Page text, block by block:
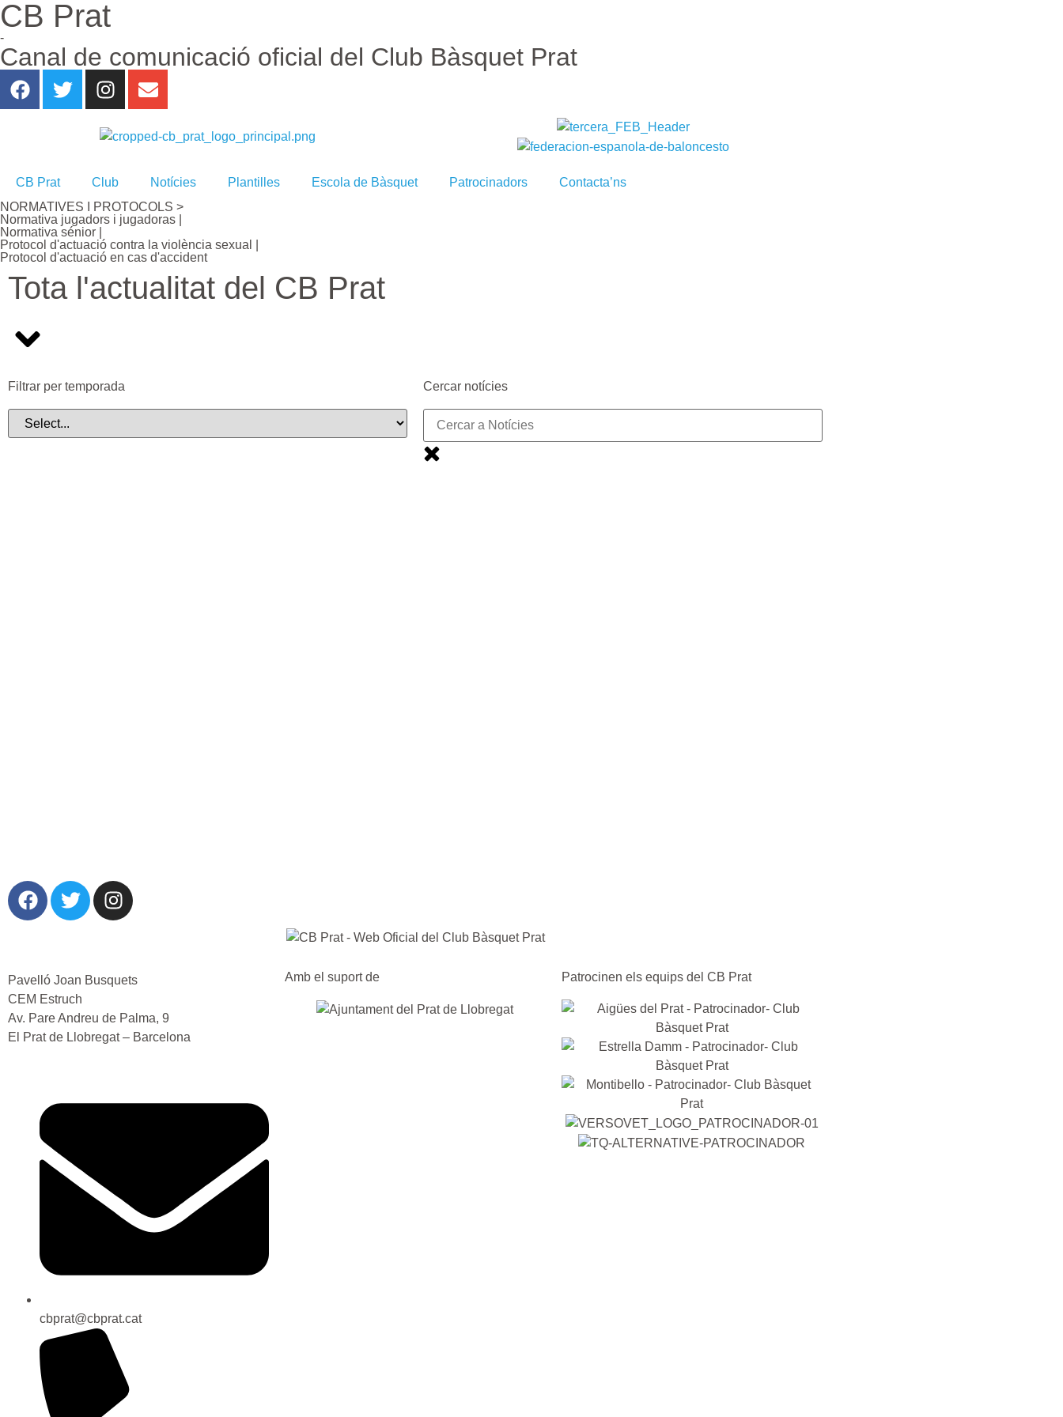
CB Prat
-
Canal de comunicació oficial del Club Bàsquet Prat
CB Prat Club Notícies Plantilles Escola de Bàsquet Patrocinadors
Contacta’ns
NORMATIVES I PROTOCOLS >
Normativa jugadors i jugadoras |
Normativa sénior |
Protocol d'actuació contra la violència sexual |
Protocol d'actuació en cas d'accident
Tota l'actualitat del CB Prat
Filtrar per temporada Cercar notícies
Pavelló Joan Busquets
CEM Estruch
Av. Pare Andreu de Palma, 9
El Prat de Llobregat – Barcelona
cbprat@cbprat.cat
Amb el suport de Patrocinen els equips del CB Prat